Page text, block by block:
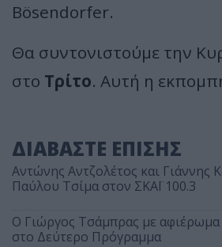
Bösendorfer.
Θα συντονιστούμε την
στο Τρίτο. Αυτή η
ΔΙΑΒΑΣΤΕ ΕΠΙΣΗΣ
Αντώνης Αντζολέτος και Γιάννης
Παύλου Τσίμα στον ΣΚΑΪ 100.3
O Γιώργος Τσάμπρας με
στο Δεύτερο Πρόγραμμα